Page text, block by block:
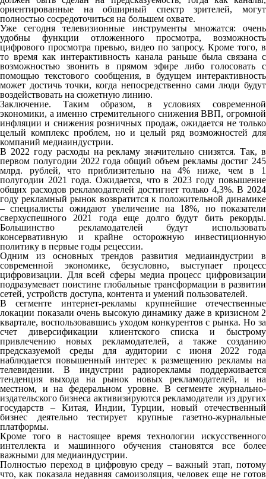
ориентированные на обширный спектр зрителей, могут
полностью сосредоточиться на большем охвате.
Уже сегодня телевизионные инструменты множатся: очень
удобны функции отложенного просмотра, возможность
цифрового просмотра превью, видео по запросу. Кроме того, в
то время как интерактивность канала раньше была связана с
возможностью звонить в прямом эфире либо голосовать с
помощью текстового сообщения, в будущем интерактивность
может достичь точки, когда непосредственно сами люди будут
воздействовать на сюжетную линию.
Заключение. Таким образом, в условиях современной
экономики, а именно стремительного снижения ВВП, огромной
инфляции и снижения розничных продаж, ожидается не только
целый комплекс проблем, но и целый ряд возможностей для
компаний медиаиндустрии.
В 2022 году расходы на рекламу значительно снизятся. Так, в
первом полугодии 2022 года общий объем рекламы достиг 245
млрд. рублей, что приблизительно на 4% ниже, чем в 1
полугодии 2021 года. Ожидается, что в 2023 году повышение
общих расходов рекламодателей достигнет только 4,3%. В 2024
году рекламный рынок возвратится к положительной динамике
– специалисты ожидают увеличение на 18%, но показатели
сверхуспешного 2021 года еще долго будут бить рекорды.
Большинство рекламодателей будут использовать
консервативную и крайне осторожную инвестиционную
политику в первые годы рецессии.
Одним из основных трендов развития медиаиндустрии в
современной экономике, безусловно, выступает процесс
цифровизации. Для всей сферы медиа процесс цифровизации
подразумевает поистине глобальные трансформации в развитии
сетей, устройств доступа, контента и умений пользователей.
В сегменте интернет-рекламы крупнейшие отечественные
локации показали очень высокую динамику даже в кризисном 2
квартале, воспользовавшись уходом конкурентов с рынка. Но за
счет диверсификации клиентского списка и быстрому
привлечению новых рекламодателей, а также созданию
предсказуемой среды для аудитории с июня 2022 года
наблюдается повышенный интерес к размещению рекламы на
телевидении. В индустрии радиорекламы поддерживается
тенденция выхода на рынок новых рекламодателей, и на
местном, и на федеральном уровне. В сегменте журнально-
издательского бизнеса активизируются рекламодатели из других
государств – Китая, Индии, Турции, новый отечественный
бизнес деятельно тестирует крупные газетно-журнальные
платформы.
Кроме того в настоящее время технологии искусственного
интеллекта и машинного обучения становятся все более
важными для медиаиндустрии.
Полностью переход в цифровую среду – важный этап, потому
что, как показала недавняя самоизоляция, человек еще не готов